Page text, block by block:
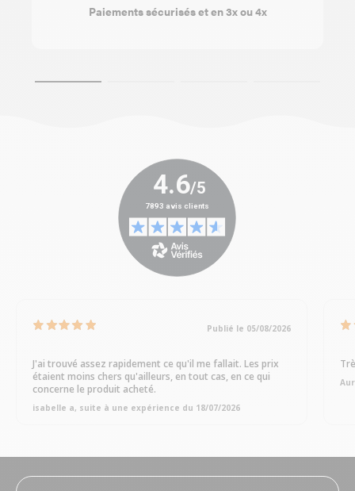
Paiements sécurisés et en 3x ou 4x
Publié le 05/08/2026
J'ai trouvé assez rapidement ce qu'il me fallait. Les prix
étaient moins chers qu'ailleurs, en tout cas, en ce qui
concerne le produit acheté.
isabelle a, suite à une expérience du 18/07/2026